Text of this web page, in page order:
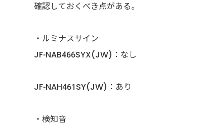
確認しておくべき点がある。
・ルミナスサイン
JF-NAB466SYX(JW)：なし
JF-NAH461SY(JW)：あり
・検知音